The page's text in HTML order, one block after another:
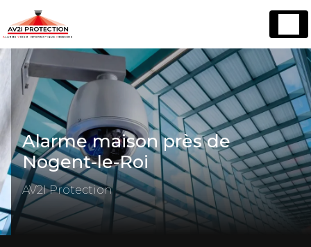
Alarme maison près de
Nogent-le-Roi
AV2I Protection
Panneau de gestion des cookies